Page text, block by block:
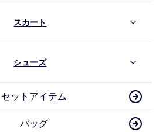
スカート
シューズ
セットアイテム
バッグ